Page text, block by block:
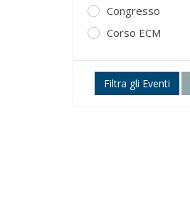
Congresso
Corso ECM
Filtra gli Eventi